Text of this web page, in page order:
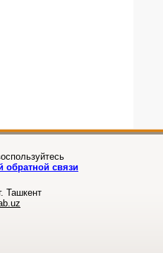
обратной связи
Ташкент